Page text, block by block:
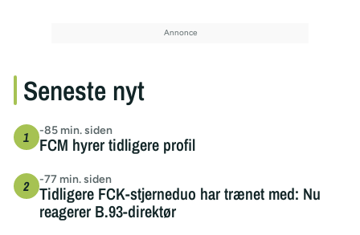
Seneste nyt
-85 min. siden
FCM hyrer tidligere profil
-77 min. siden
Tidligere FCK-stjerneduo har trænet med: Nu
reagerer B.93-direktør